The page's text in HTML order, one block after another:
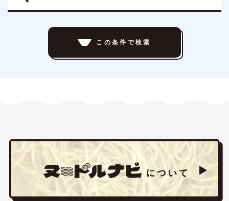
この条件で検索